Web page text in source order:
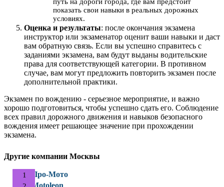
показать свои навыки в реальных дорожных
условиях.
Оценка и результаты: после окончания экзамена
инструктор или экзаменатор оценит ваши навыки и даст
вам обратную связь. Если вы успешно справитесь с
заданиями экзамена, вам будут выданы водительские
права для соответствующей категории. В противном
случае, вам могут предложить повторить экзамен после
дополнительной практики.
Экзамен по вождению - серьезное мероприятие, и важно
хорошо подготовиться, чтобы успешно сдать его. Соблюдение
всех правил дорожного движения и навыков безопасного
вождения имеет решающее значение при прохождении
экзамена.
Другие компании Москвы
Про-Мото
Motoleon